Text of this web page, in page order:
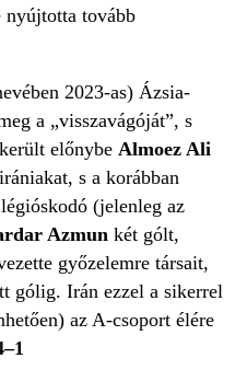
nyújtotta tovább
2023-as) Ázsia-
a „visszavágóját”, s
előnybe Almoez Ali
s a korábban
(jelenleg az
Azmun két gólt,
győzelemre társait,
gólig. Irán ezzel a sikerrel
az A-csoport élére